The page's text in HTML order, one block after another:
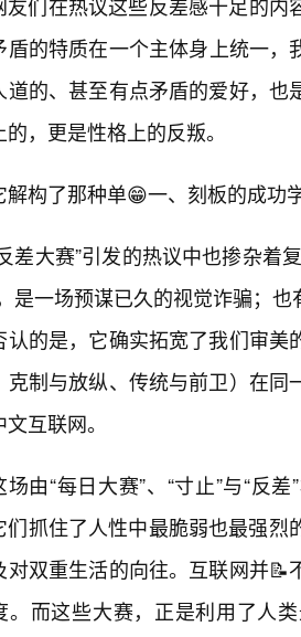
盾的特质在一个主体身上统一
道的、甚至有点矛盾的爱好，
，更是性格上的反叛。
解构了那种单😁一、刻板的成功
差大赛”引发的热议中也掺杂着
是一场预谋已久的视觉诈骗；
认的是，它确实拓宽了我们审
克制与放纵、传统与前卫）在
互联网。
场由“每日大赛”、“寸止”与“反
们抓住了人性中最脆弱也最强
对双重生活的向往。互联网并
。而这些大赛，正是利用了人